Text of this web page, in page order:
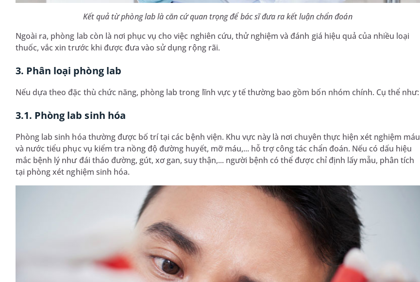
Kết quả từ phòng lab là căn cứ quan trọng để bác sĩ đưa ra kết luận chẩn đoán
Ngoài ra, phòng lab còn là nơi phục vụ cho việc nghiên cứu, thử nghiệm và đánh giá hiệu quả của nhiều loại
thuốc, vắc xin trước khi được đưa vào sử dụng rộng rãi.
3. Phân loại phòng lab
Nếu dựa theo đặc thù chức năng, phòng lab trong lĩnh vực y tế thường bao gồm bốn nhóm chính. Cụ thể như:
3.1. Phòng lab sinh hóa
Phòng lab sinh hóa thường được bố trí tại các bệnh viện. Khu vực này là nơi chuyên thực hiện xét nghiệm máu
và nước tiểu phục vụ kiểm tra nồng độ đường huyết, mỡ máu,... hỗ trợ công tác chẩn đoán. Nếu có dấu hiệu
mắc bệnh lý như đái tháo đường, gút, xơ gan, suy thận,... người bệnh có thể được chỉ định lấy mẫu, phân tích
tại phòng xét nghiệm sinh hóa.